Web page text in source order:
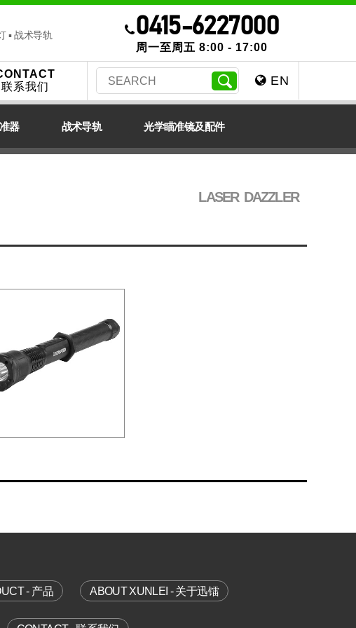
▪ 战术导轨 0415-6227000
周一至周五 8:00 - 17:00
联系我们
EN
器 战术导轨 光学瞄准镜及配件
LASER DAZZLER
- 产品 ABOUT XUNLEI - 关于迅镭